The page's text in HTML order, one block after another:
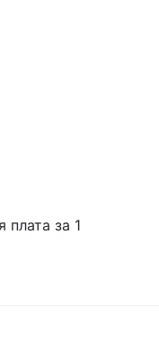
плата за 1